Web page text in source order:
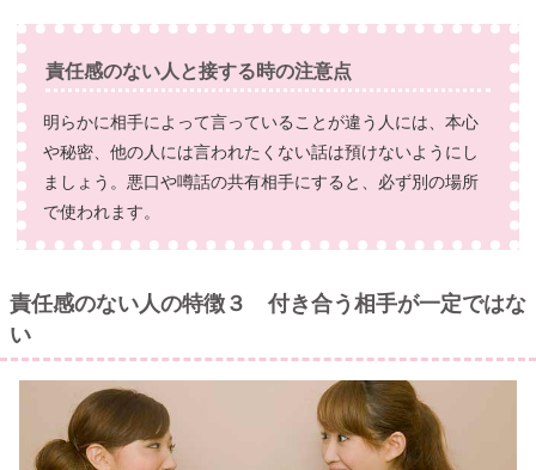
責任感のない人と接する時の注意点
明らかに相手によって言っていることが違う人には、本心
や秘密、他の人には言われたくない話は預けないようにし
ましょう。悪口や噂話の共有相手にすると、必ず別の場所
で使われます。
責任感のない人の特徴３ 付き合う相手が一定ではな
い